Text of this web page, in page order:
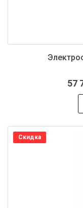
57
Скидка